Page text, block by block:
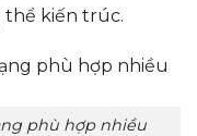
thể kiến trúc.
phù hợp nhiều